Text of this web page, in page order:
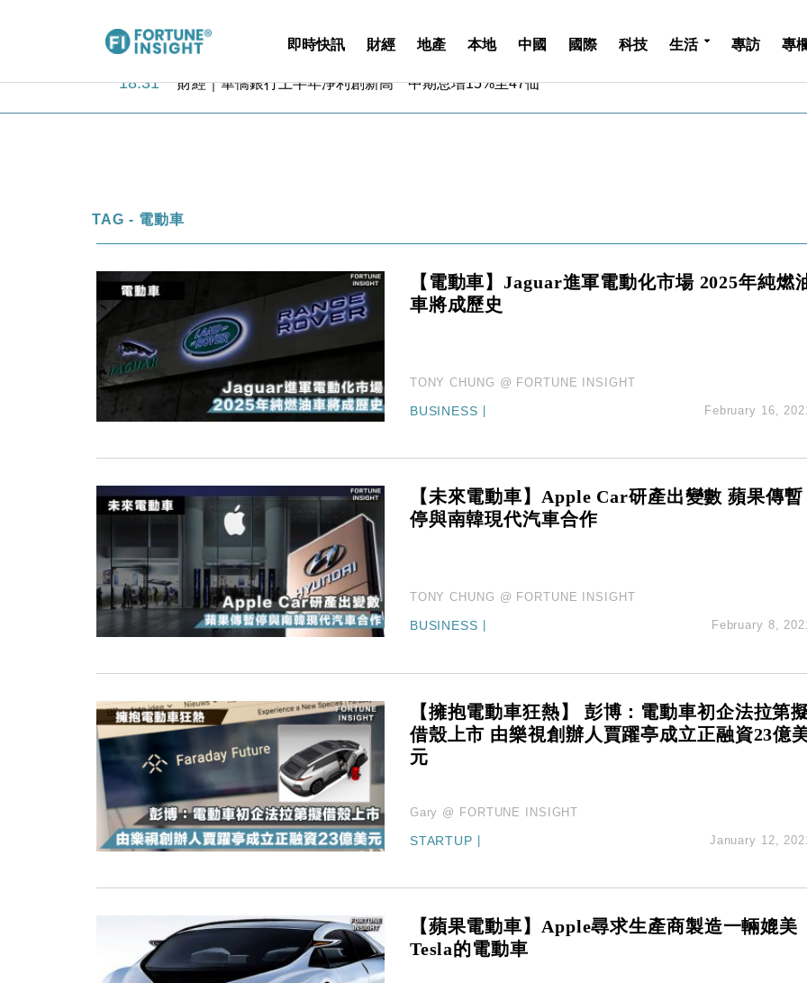
即時快訊 財經 地產 本地 中國 國際 科技 生活 專訪 專
13:44 財經｜內地7月美元計價出口增近24%勝預期 貿易順差達1125億美元
15:59 財經｜SA售股自救後再出手 斥4億美元押注未上市公司
18:31 財經｜華僑銀行上半年淨利創新高 中期息增15%至47仙
17:33 財經｜滙豐上調香港今年GDP預測至4.5% 看好貿易及消費表現
16:47 本地｜假冒內地執法人員要求交「保證金」 43歲女子損失近6900萬元
16:05 財經｜日經失守6.5萬點後回穩 全周仍升近2%
15:47 財經｜恒隆10月換帥 玩具「反」斗城亞洲CEO蔡德粦接任
15:11 財經｜韓股反覆波動收跌 連挫7周創逾3年最長跌勢
12:44 財經｜日本春季三度入市撐日圓 4月單日斥6.28萬億日圓干預創新高
15:59 財經｜SA售股自救後再出手 斥4億美元押注未上市公司
TAG - 電動車
【電動車】Jaguar進軍電動化市場 2025年純燃
車將成歷史
TONY CHUNG @ FORTUNE INSIGHT
BUSINESS February 16,
【未來電動車】Apple Car研產出變數 蘋果傳暫
停與南韓現代汽車合作
TONY CHUNG @ FORTUNE INSIGHT
BUSINESS February 8,
【擁抱電動車狂熱】 彭博：電動車初企法拉第
借殼上市 由樂視創辦人賈躍亭成立正融資23億
元
Gary @ FORTUNE INSIGHT
STARTUP January 12, 2021
【蘋果電動車】Apple尋求生產商製造一輛媲美
Tesla的電動車